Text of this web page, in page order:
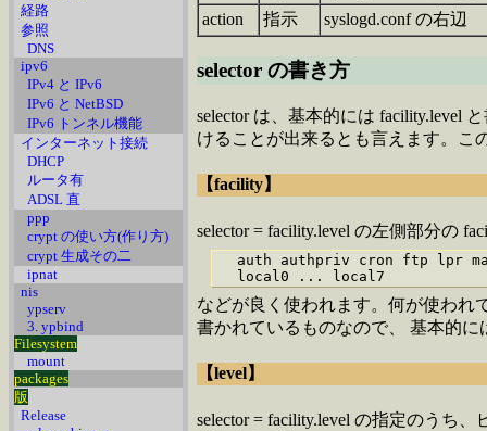
経路
参照
DNS
ipv6
IPv4 と IPv6
IPv6 と NetBSD
IPv6 トンネル機能
インターネット接続
DHCP
ルータ有
ADSL 直
ppp
crypt の使い方(作り方)
crypt 生成その二
ipnat
nis
ypserv
3. ypbind
Filesystem
mount
packages
版
Release
action
指示 syslogd.conf の右辺
selector の書き方
selector は、基本的には facility.level
けることが出来るとも言えます。こ
【facility】
selector = facility.level の左側部分の
auth authpriv cron ftp lpr
などが良く使われます。何が使われ
書かれているものなので、 基本的
【level】
selector = facility.level の指定のうち